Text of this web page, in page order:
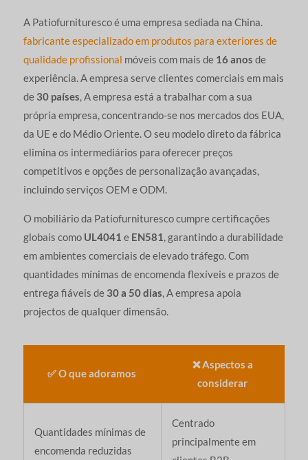
A Patiofurnituresco é uma empresa sediada na China.
fabricante especializado em produtos para exteriores de
qualidade profissional móveis com mais de 16 anos de
experiência. A empresa serve clientes comerciais em mais
de 30 países , A empresa está a trabalhar com a sua
própria empresa, concentrando-se nos mercados dos EUA,
da UE e do Médio Oriente. O seu modelo direto da fábrica
elimina os intermediários para oferecer preços
competitivos e opções de personalização avançadas,
incluindo serviços OEM e ODM.
O mobiliário da Patiofurnituresco cumpre certificações
globais como UL4041 e EN581 , garantindo a durabilidade
em ambientes comerciais de elevado tráfego. Com
quantidades mínimas de encomenda flexíveis e prazos de
entrega fiáveis de 30 a 50 dias , A empresa apoia
projectos de qualquer dimensão.
✅ O que adoramos
❌ Aspectos a
considerar
Quantidades mínimas de
encomenda reduzidas
Centrado
principalmente em